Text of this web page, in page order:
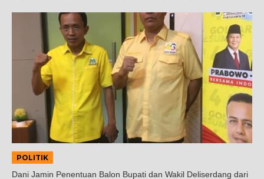
POLITIK
Dani Jamin Penentuan Balon Bupati dan Wakil Deliserdang dari